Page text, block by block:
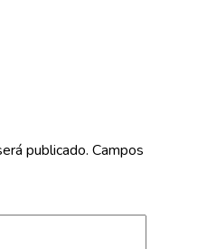
publicado. Campos